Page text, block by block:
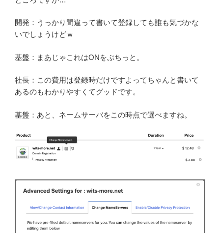
開発：うっかり間違って書いて登録しても誰も気づかな
いでしょうけどｗ
基盤：まあじゃこれはONをぷちっと。
社長：この費用は登録時だけですよってちゃんと書いて
あるのもわかりやすくてグッドです。
基盤：あと、ネームサーバをこの時点で選べますね。